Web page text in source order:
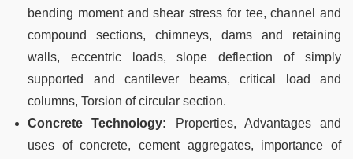
bending moment and shear stress for tee, channel and
compound sections, chimneys, dams and retaining
walls, eccentric loads, slope deflection of simply
supported and cantilever beams, critical load and
columns, Torsion of circular section.
Concrete Technology: Properties, Advantages and
uses of concrete, cement aggregates, importance of